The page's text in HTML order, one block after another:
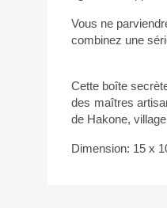
Vous ne
combinez une
Cette boîte
des maîtres
de Hakone,
Dimension: 15 x